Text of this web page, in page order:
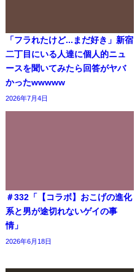
「フラれたけど...まだ好き」新宿
二丁目にいる人達に個人的ニュ
ースを聞いてみたら回答がヤバ
かったwwwww
2026年7月4日
＃332「【コラボ】おこげの進化
系と男が途切れないゲイの事
情」
2026年6月18日